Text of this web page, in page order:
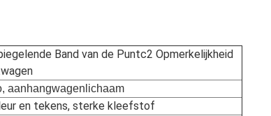
Band van de Puntc2 Opmerkelijkheid
aanhangwagenlichaam
en tekens, sterke kleefstof